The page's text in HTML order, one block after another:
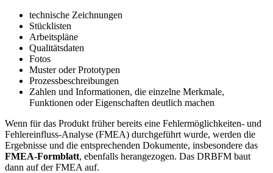
technische Zeichnungen
Stücklisten
Arbeitspläne
Qualitätsdaten
Fotos
Muster oder Prototypen
Prozessbeschreibungen
Zahlen und Informationen, die einzelne Merkmale,
Funktionen oder Eigenschaften deutlich machen
Wenn für das Produkt früher bereits eine Fehlermöglichkeiten- und
Fehlereinfluss-Analyse (FMEA) durchgeführt wurde, werden die
Ergebnisse und die entsprechenden Dokumente, insbesondere das
FMEA-Formblatt, ebenfalls herangezogen. Das DRBFM baut
dann auf der FMEA auf.